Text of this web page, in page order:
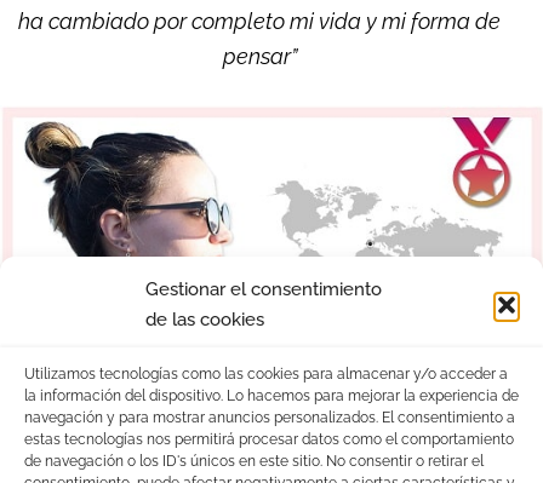
Gestionar el consentimiento
de las cookies
Utilizamos tecnologías como las cookies para almacenar y/o acceder a
la información del dispositivo. Lo hacemos para mejorar la experiencia de
navegación y para mostrar anuncios personalizados. El consentimiento a
estas tecnologías nos permitirá procesar datos como el comportamiento
de navegación o los ID's únicos en este sitio. No consentir o retirar el
ha cambiado por completo mi vida y mi forma de
pensar”
“El proceso me ha aportado sobre todo sabiduría
interior, conocer mejor y más a fondo mis temores y